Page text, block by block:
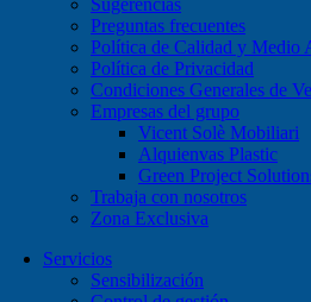
Sugerencias
Preguntas frecuentes
Política de Calidad y Medio
Política de Privacidad
Condiciones Generales de
Empresas del grupo
Vicent Solè Mobiliari
Alquienvas Plastic
Green Project
Trabaja con nosotros
Zona Exclusiva
Servicios
Sensibilización